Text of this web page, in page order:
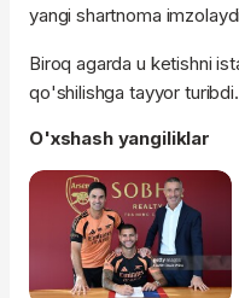
yangi shartnoma
Biroq agarda u ketishni
qo'shilishga tayyor turibdi.
O'xshash yangiliklar